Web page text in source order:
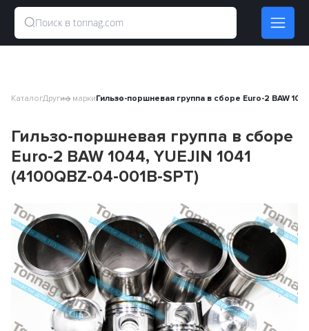
КаталогДругие маркиГильзо-поршневая группа в сборе Euro-2 BAW
Гильзо-поршневая группа в сборе
Euro-2 BAW 1044, YUEJIN 1041
(4100QBZ-04-001B-SPT)